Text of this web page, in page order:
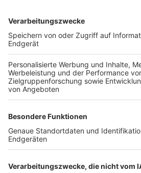
TOP-VEREINE
TOP-PARTNER